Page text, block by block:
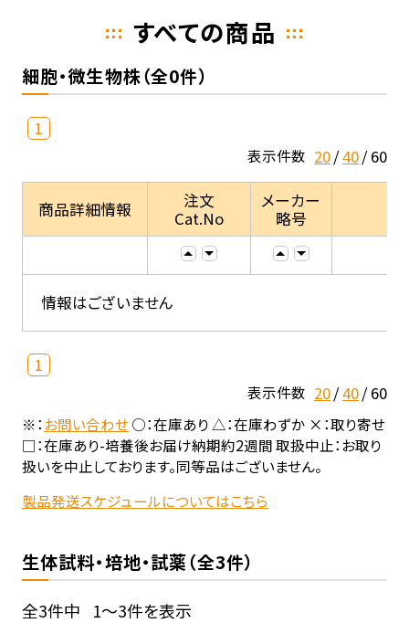
すべての商品
細胞・微生物株（全0件）
1
表示件数 20 40 60
商品詳細情報
注文
Cat.No
メーカー
略号
情報はございません
1
表示件数 20 40 60
※：お問い合わせ○：在庫あり △：在庫わずか ×：取り寄せ
□：在庫あり-培養後お届け納期約2週間 取扱中止：お取り
扱いを中止しております。同等品はございません。
製品発送スケジュールについてはこちら
生体試料・培地・試薬（全3件）
全3件中 1～3件を表示